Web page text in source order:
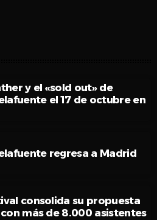
y el «sold out» de
el 17 de octubre en
regresa a Madrid
consolida su propuesta
más de 8.000 asistentes